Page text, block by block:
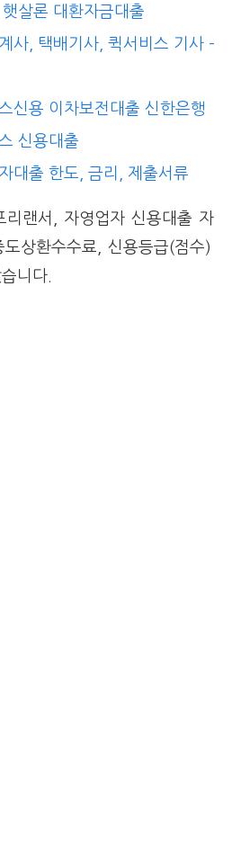
살론 대환자금대출
사, 택배기사, 퀵서비스 기사 –
신용 이차보전대출 신한은행
신용대출
대출 한도, 금리, 제출서류
리랜서, 자영업자 신용대출 자
상환수수료, 신용등급(점수)
니다.